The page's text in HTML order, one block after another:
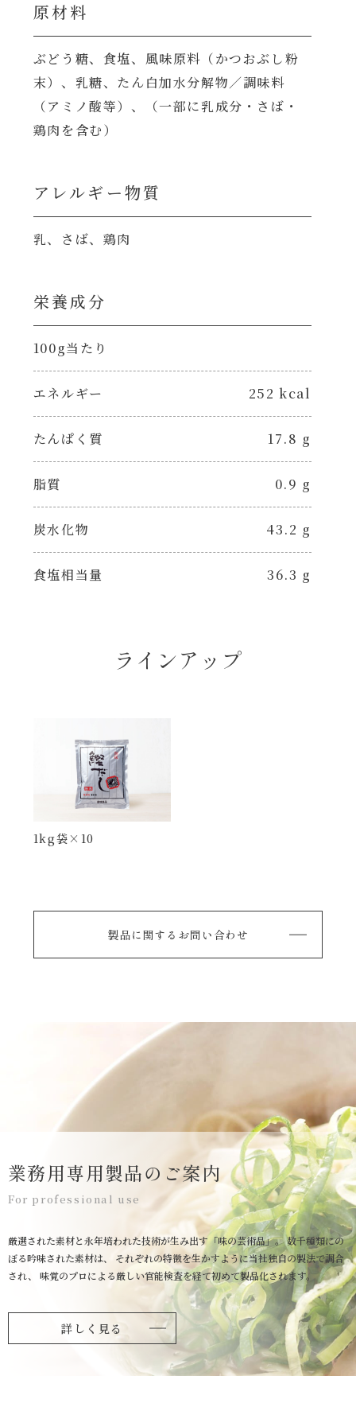
原材料
ぶどう糖、食塩、風味原料（かつおぶし粉
末）、乳糖、たん白加水分解物／調味料
（アミノ酸等）、（一部に乳成分・さば・
鶏肉を含む）
アレルギー物質
乳、さば、鶏肉
栄養成分
100g当たり
エネルギー 252 kcal
たんぱく質 17.8 g
脂質 0.9 g
炭水化物 43.2 g
食塩相当量 36.3 g
ラインアップ
1kg袋×10
製品に関するお問い合わせ
業務用専用製品のご案内
For professional use
厳選された素材と永年培われた技術が生み出す「味の芸術品」。数千種類にの
ぼる吟味された素材は、
それぞれの特徴を生かすように当社独自の製法で調合
され、
味覚のプロによる厳しい官能検査を経て初めて製品化されます。
詳しく見る